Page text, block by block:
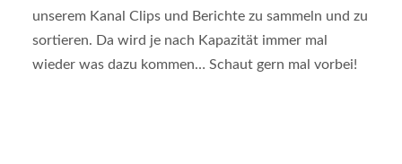
unserem Kanal Clips und Berichte zu sammeln und zu
sortieren. Da wird je nach Kapazität immer mal
wieder was dazu kommen… Schaut gern mal vorbei!